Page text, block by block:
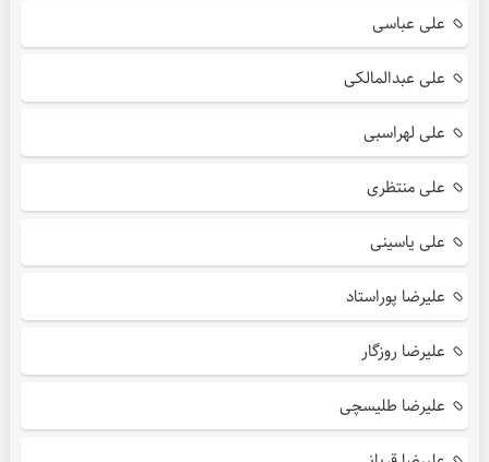
علی عباسی
علی عبدالمالکی
علی لهراسبی
علی منتظری
علی یاسینی
علیرضا پوراستاد
علیرضا روزگار
علیرضا طلیسچی